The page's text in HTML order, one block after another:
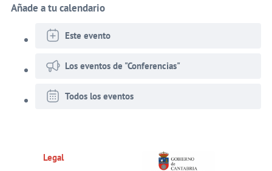
Añade a tu calendario
Este evento
Los eventos de "Conferencias"
Todos los eventos
Legal